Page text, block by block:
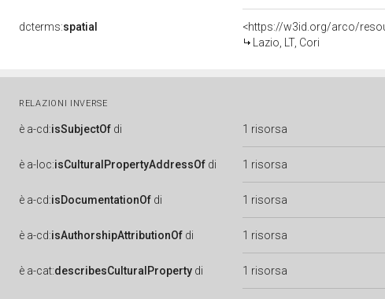
dcterms:spatial
<https://w3id.org/arco/
Lazio, LT, Cori
RELAZIONI INVERSE
è a-cd:isSubjectOf di 1 risorsa
è a-loc:isCulturalPropertyAddressOf di 1 risorsa
è a-cd:isDocumentationOf di 1 risorsa
è a-cd:isAuthorshipAttributionOf di 1 risorsa
è a-cat:describesCulturalProperty di 1 risorsa